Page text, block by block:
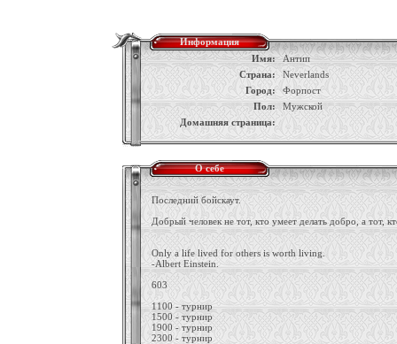
Информация
Имя:
Антип
Страна:
Neverlands
Город:
Форпост
Пол:
Мужской
Домашняя страница:
О себе
Последний бойскаут.
Добрый человек не тот, кто умеет делать добро, а тот,
Only a life lived for others is worth living.
-Albert Einstein.
603
1100 - турнир
1500 - турнир
1900 - турнир
2300 - турнир